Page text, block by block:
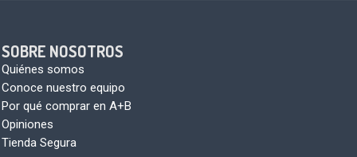
SOBRE NOSOTROS
Quiénes somos
Conoce nuestro equipo
Por qué comprar en A+B
Opiniones
Tienda Segura